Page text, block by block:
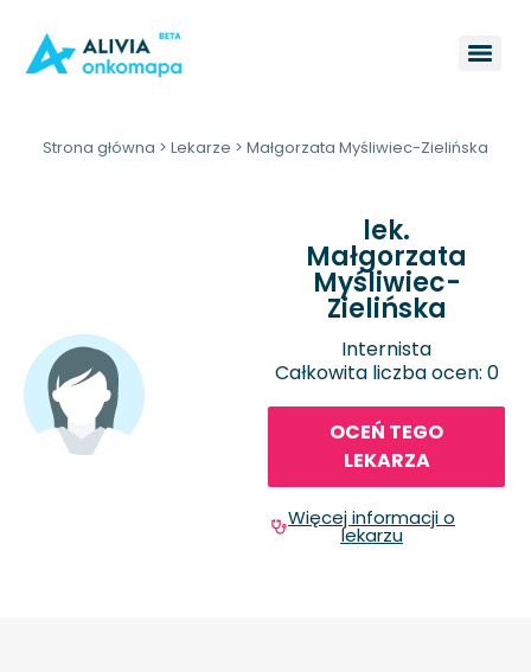
Strona główna > Lekarze > Małgorzata Myśliwiec-Zielińska
lek.
Małgorzata
Myśliwiec-
Zielińska
Internista
Całkowita liczba ocen: 0
OCEŃ TEGO
LEKARZA
Więcej informacji o
lekarzu